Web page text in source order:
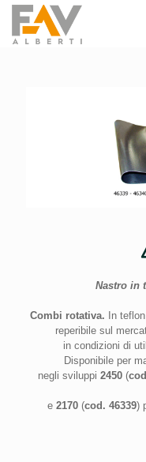
Nastro in
Combi rotativa. In
reperibile sul
in condizioni di
Disponibile per
negli sviluppi 2450(
e 2170(cod. 46339)